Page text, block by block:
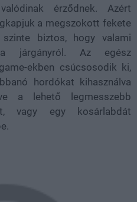
érződnek. Azért
a megszokott fekete
biztos, hogy valami
járgányról. Az egész
ekben csúcsosodik ki,
hordókat kihasználva
a lehető legmesszebb
vagy egy kosárlabdát